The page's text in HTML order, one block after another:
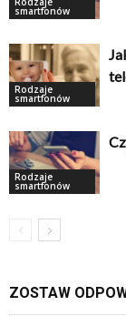
smartfonów
Rodzaje
smartfonów
Rodzaje
smartfonów
ZOSTAW